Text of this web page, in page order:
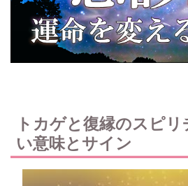
トカゲと復縁のスピ
い意味とサイン